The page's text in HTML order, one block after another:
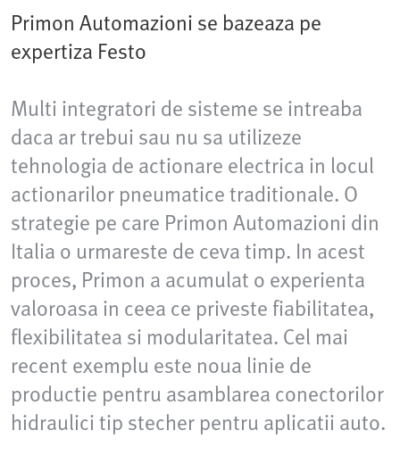
Primon Automazioni se bazeaza pe
expertiza Festo
Multi integratori de sisteme se intreaba
daca ar trebui sau nu sa utilizeze
tehnologia de actionare electrica in locul
actionarilor pneumatice traditionale. O
strategie pe care Primon Automazioni din
Italia o urmareste de ceva timp. In acest
proces, Primon a acumulat o experienta
valoroasa in ceea ce priveste fiabilitatea,
flexibilitatea si modularitatea. Cel mai
recent exemplu este noua linie de
productie pentru asamblarea conectorilor
hidraulici tip stecher pentru aplicatii auto.